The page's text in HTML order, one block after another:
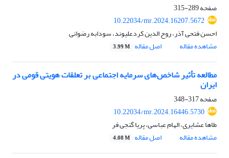
صفحه289-315
10.22034/mr.2024.16207.5672
احسن فتحی آذر، روح الدین کردعلیوند، سودابه رضوانی
مشاهده مقاله
اصل مقاله 3.99 M
مطالعه تأثیر شاخص‌های سرمایه اجتماعی بر تعلقات هویتی قومی در
ایران
صفحه317-348
10.22034/mr.2024.16446.5730
طاها عشایری، الهام عباسی، پریا گنجی فر
مشاهده مقاله
اصل مقاله 4.08 M